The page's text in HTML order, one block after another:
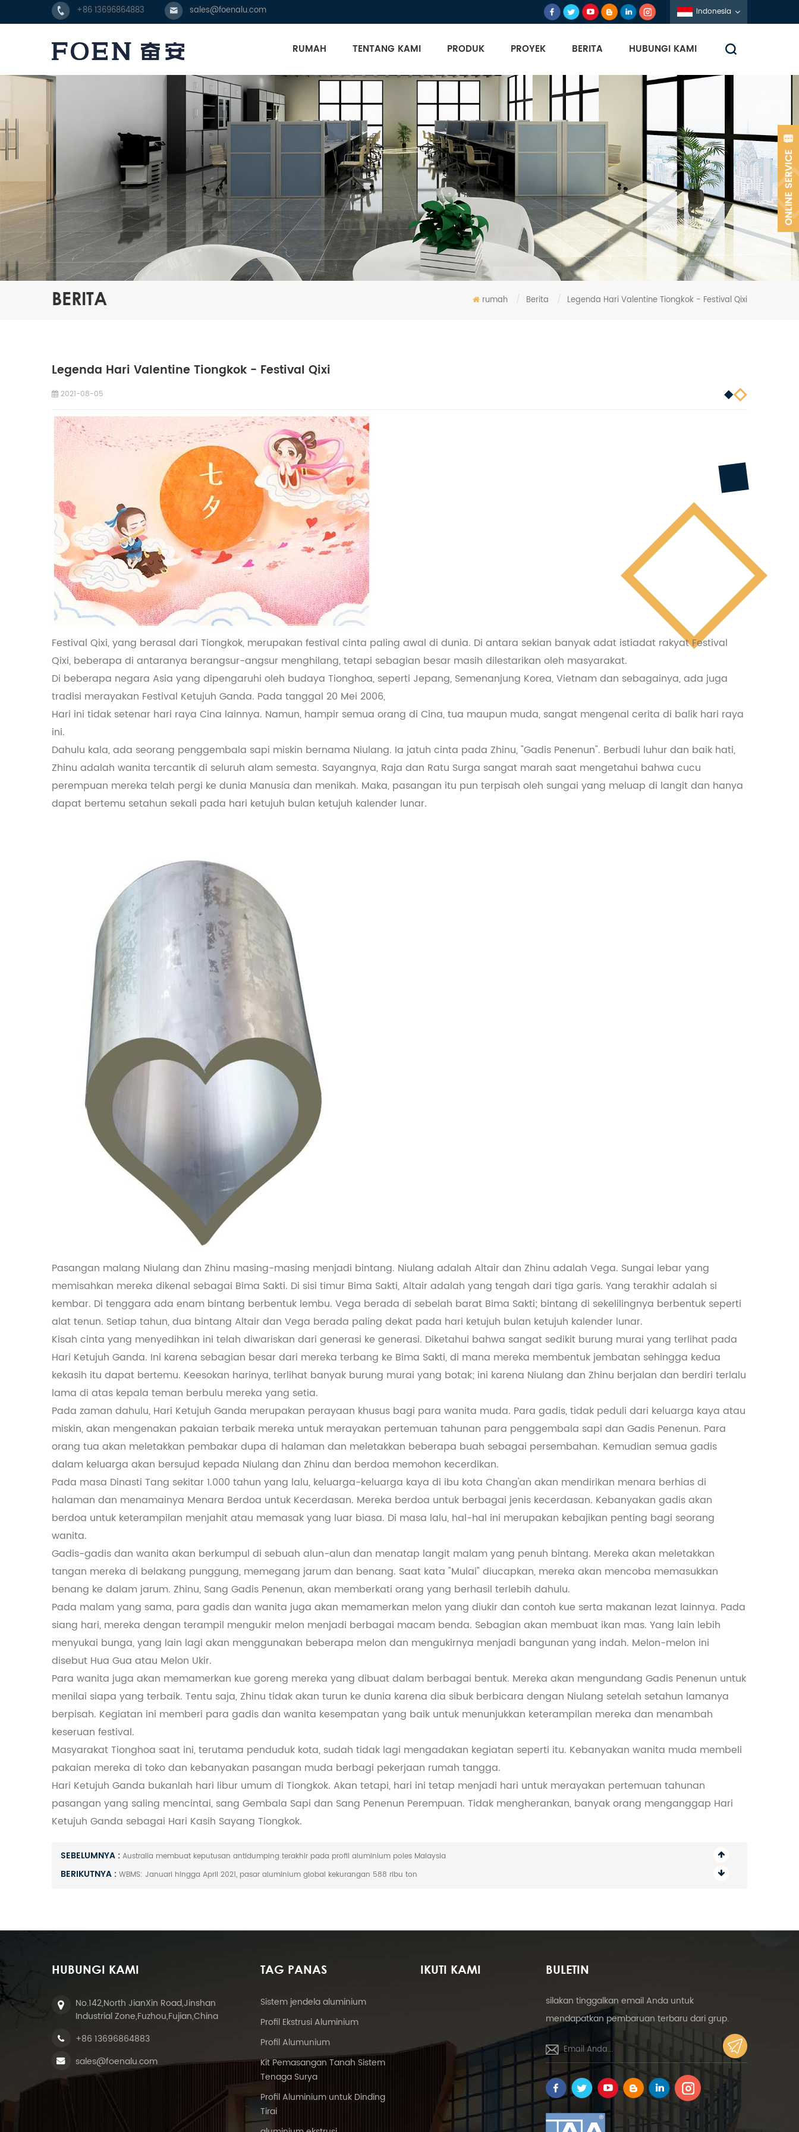
+86 13696864883 sales@foenalu.com Indonesia
RUMAH TENTANG KAMI PRODUK PROYEK BERITA HUBUNGI KAMI
BERITA rumah / Berita / Legenda Hari Valentine Tiongkok - Festival Qixi
Legenda Hari Valentine Tiongkok - Festival Qixi
2021-08-05
Festival Qixi, yang berasal dari Tiongkok, merupakan festival cinta paling awal di dunia. Di antara sekian banyak adat istiadat rakyat Festival
Qixi, beberapa di antaranya berangsur-angsur menghilang, tetapi sebagian besar masih dilestarikan oleh masyarakat.
Di beberapa negara Asia yang dipengaruhi oleh budaya Tionghoa, seperti Jepang, Semenanjung Korea, Vietnam dan sebagainya, ada juga
tradisi merayakan Festival Ketujuh Ganda. Pada tanggal 20 Mei 2006,
Hari ini tidak setenar hari raya Cina lainnya. Namun, hampir semua orang di Cina, tua maupun muda, sangat mengenal cerita di balik hari raya
ini.
Dahulu kala, ada seorang penggembala sapi miskin bernama Niulang. Ia jatuh cinta pada Zhinu, "Gadis Penenun". Berbudi luhur dan baik hati,
Zhinu adalah wanita tercantik di seluruh alam semesta. Sayangnya, Raja dan Ratu Surga sangat marah saat mengetahui bahwa cucu
perempuan mereka telah pergi ke dunia Manusia dan menikah. Maka, pasangan itu pun terpisah oleh sungai yang meluap di langit dan hanya
dapat bertemu setahun sekali pada hari ketujuh bulan ketujuh kalender lunar.
Pasangan malang Niulang dan Zhinu masing-masing menjadi bintang. Niulang adalah Altair dan Zhinu adalah Vega. Sungai lebar yang
memisahkan mereka dikenal sebagai Bima Sakti. Di sisi timur Bima Sakti, Altair adalah yang tengah dari tiga garis. Yang terakhir adalah si
kembar. Di tenggara ada enam bintang berbentuk lembu. Vega berada di sebelah barat Bima Sakti; bintang di sekelilingnya berbentuk seperti
alat tenun. Setiap tahun, dua bintang Altair dan Vega berada paling dekat pada hari ketujuh bulan ketujuh kalender lunar.
Kisah cinta yang menyedihkan ini telah diwariskan dari generasi ke generasi. Diketahui bahwa sangat sedikit burung murai yang terlihat pada
Hari Ketujuh Ganda. Ini karena sebagian besar dari mereka terbang ke Bima Sakti, di mana mereka membentuk jembatan sehingga kedua
kekasih itu dapat bertemu. Keesokan harinya, terlihat banyak burung murai yang botak; ini karena Niulang dan Zhinu berjalan dan berdiri terlalu
lama di atas kepala teman berbulu mereka yang setia.
Pada zaman dahulu, Hari Ketujuh Ganda merupakan perayaan khusus bagi para wanita muda. Para gadis, tidak peduli dari keluarga kaya atau
miskin, akan mengenakan pakaian terbaik mereka untuk merayakan pertemuan tahunan para penggembala sapi dan Gadis Penenun. Para
orang tua akan meletakkan pembakar dupa di halaman dan meletakkan beberapa buah sebagai persembahan. Kemudian semua gadis
dalam keluarga akan bersujud kepada Niulang dan Zhinu dan berdoa memohon kecerdikan.
Pada masa Dinasti Tang sekitar 1.000 tahun yang lalu, keluarga-keluarga kaya di ibu kota Chang'an akan mendirikan menara berhias di
halaman dan menamainya Menara Berdoa untuk Kecerdasan. Mereka berdoa untuk berbagai jenis kecerdasan. Kebanyakan gadis akan
berdoa untuk keterampilan menjahit atau memasak yang luar biasa. Di masa lalu, hal-hal ini merupakan kebajikan penting bagi seorang
wanita.
Gadis-gadis dan wanita akan berkumpul di sebuah alun-alun dan menatap langit malam yang penuh bintang. Mereka akan meletakkan
tangan mereka di belakang punggung, memegang jarum dan benang. Saat kata "Mulai" diucapkan, mereka akan mencoba memasukkan
benang ke dalam jarum. Zhinu, Sang Gadis Penenun, akan memberkati orang yang berhasil terlebih dahulu.
Pada malam yang sama, para gadis dan wanita juga akan memamerkan melon yang diukir dan contoh kue serta makanan lezat lainnya. Pada
siang hari, mereka dengan terampil mengukir melon menjadi berbagai macam benda. Sebagian akan membuat ikan mas. Yang lain lebih
menyukai bunga, yang lain lagi akan menggunakan beberapa melon dan mengukirnya menjadi bangunan yang indah. Melon-melon ini
disebut Hua Gua atau Melon Ukir.
Para wanita juga akan memamerkan kue goreng mereka yang dibuat dalam berbagai bentuk. Mereka akan mengundang Gadis Penenun untuk
menilai siapa yang terbaik. Tentu saja, Zhinu tidak akan turun ke dunia karena dia sibuk berbicara dengan Niulang setelah setahun lamanya
berpisah. Kegiatan ini memberi para gadis dan wanita kesempatan yang baik untuk menunjukkan keterampilan mereka dan menambah
keseruan festival.
Masyarakat Tionghoa saat ini, terutama penduduk kota, sudah tidak lagi mengadakan kegiatan seperti itu. Kebanyakan wanita muda membeli
pakaian mereka di toko dan kebanyakan pasangan muda berbagi pekerjaan rumah tangga.
Hari Ketujuh Ganda bukanlah hari libur umum di Tiongkok. Akan tetapi, hari ini tetap menjadi hari untuk merayakan pertemuan tahunan
pasangan yang saling mencintai, sang Gembala Sapi dan Sang Penenun Perempuan. Tidak mengherankan, banyak orang menganggap Hari
Ketujuh Ganda sebagai Hari Kasih Sayang Tiongkok.
SEBELUMNYA : Australia membuat keputusan antidumping terakhir pada profil aluminium poles Malaysia
BERIKUTNYA : WBMS: Januari hingga April 2021, pasar aluminium global kekurangan 588 ribu ton
HUBUNGI KAMI
No.142,North JianXin Road,Jinshan
Industrial Zone,Fuzhou,Fujian,China
+86 13696864883
sales@foenalu.com
TAG PANAS
Sistem jendela aluminium
Profil Ekstrusi Aluminium
Profil Alumunium
Kit Pemasangan Tanah Sistem
Tenaga Surya
Profil Aluminium untuk Dinding
Tirai
IKUTI KAMI BULETIN
silakan tinggalkan email Anda untuk
mendapatkan pembaruan terbaru dari grup.